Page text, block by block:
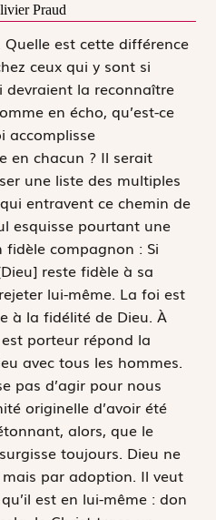
Praud
est cette différence
ceux qui y sont si
devraient la reconnaître
en écho, qu’est-ce
accomplisse
en chacun ? Il serait
une liste des multiples
entravent ce chemin de
esquisse pourtant une
fidèle compagnon : Si
reste fidèle à sa
lui-même. La foi est
à la fidélité de Dieu. À
porteur répond la
avec tous les hommes.
pas d’agir pour nous
originelle d’avoir été
alors, que le
toujours. Dieu ne
par adoption. Il veut
est en lui-même : don